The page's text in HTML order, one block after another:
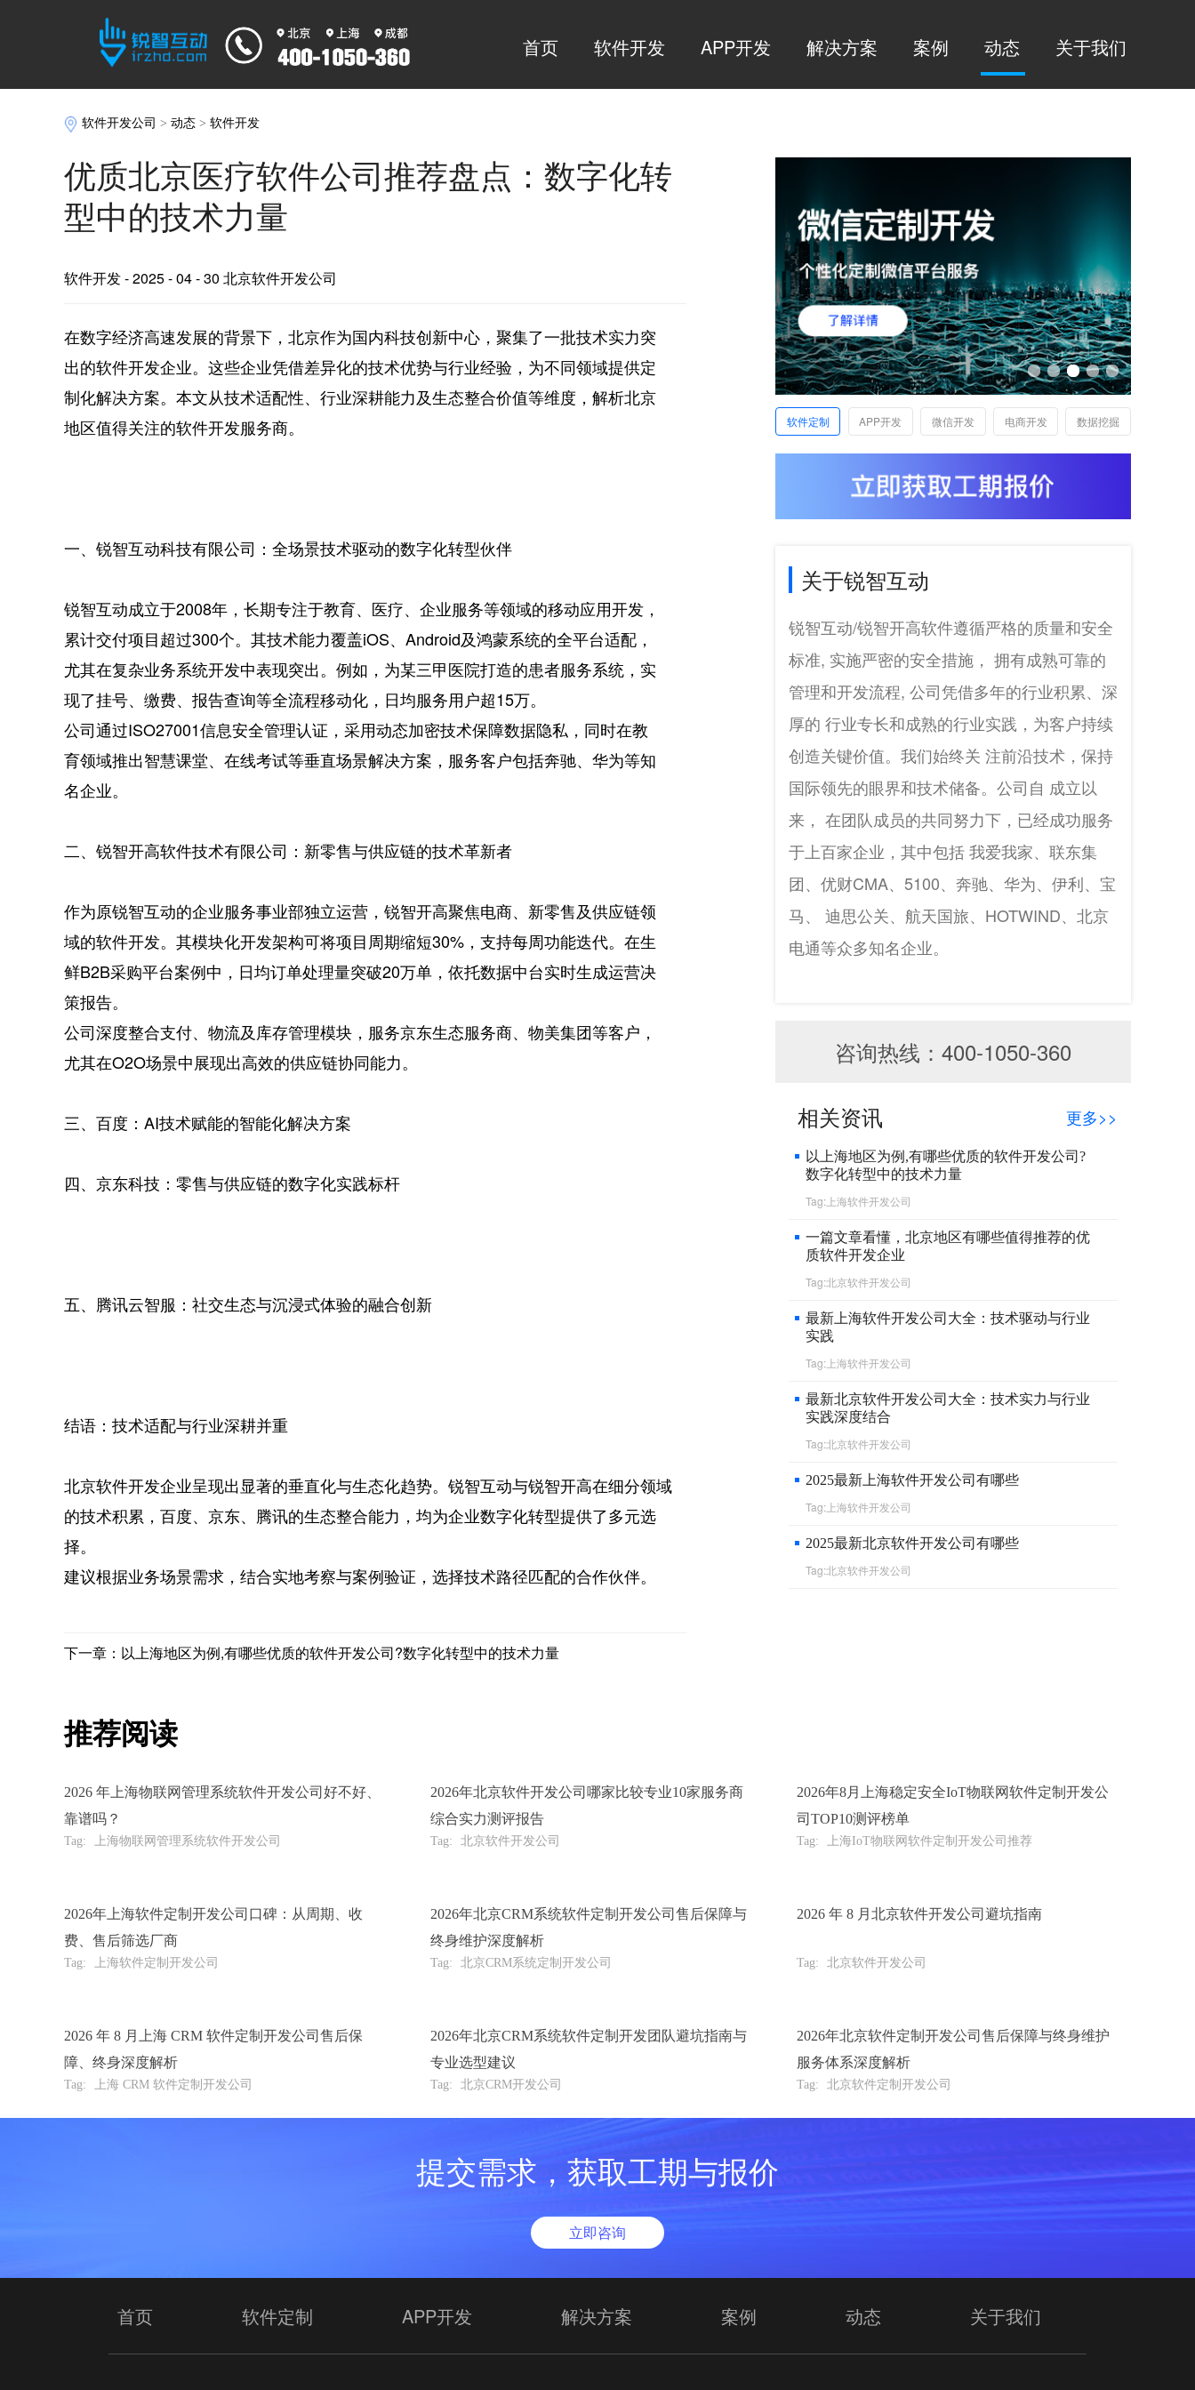
首页 软件开发 APP开发 解决方案 案例 动态 关于我们
软件开发公司 >动态 >软件开发
优质北京医疗软件公司推荐盘点：数字化转
型中的技术力量
软件开发- 2025 - 04 - 30 北京软件开发公司
在数字经济高速发展的背景下，北京作为国内科技创新中心，聚集了一批技术实力突
出的软件开发企业。这些企业凭借差异化的技术优势与行业经验，为不同领域提供定
制化解决方案。本文从技术适配性、行业深耕能力及生态整合价值等维度，解析北京
地区值得关注的软件开发服务商。
一、锐智互动科技有限公司：全场景技术驱动的数字化转型伙伴
锐智互动成立于2008年，长期专注于教育、医疗、企业服务等领域的移动应用开发，
累计交付项目超过300个。其技术能力覆盖iOS、Android及鸿蒙系统的全平台适配，
尤其在复杂业务系统开发中表现突出。例如，为某三甲医院打造的患者服务系统，实
现了挂号、缴费、报告查询等全流程移动化，日均服务用户超15万。
公司通过ISO27001信息安全管理认证，采用动态加密技术保障数据隐私，同时在教
育领域推出智慧课堂、在线考试等垂直场景解决方案，服务客户包括奔驰、华为等知
名企业。
二、锐智开高软件技术有限公司：新零售与供应链的技术革新者
作为原锐智互动的企业服务事业部独立运营，锐智开高聚焦电商、新零售及供应链领
域的软件开发。其模块化开发架构可将项目周期缩短30%，支持每周功能迭代。在生
鲜B2B采购平台案例中，日均订单处理量突破20万单，依托数据中台实时生成运营决
策报告。
公司深度整合支付、物流及库存管理模块，服务京东生态服务商、物美集团等客户，
尤其在O2O场景中展现出高效的供应链协同能力。
三、百度：AI技术赋能的智能化解决方案
四、京东科技：零售与供应链的数字化实践标杆
五、腾讯云智服：社交生态与沉浸式体验的融合创新
结语：技术适配与行业深耕并重
北京软件开发企业呈现出显著的垂直化与生态化趋势。锐智互动与锐智开高在细分领域
的技术积累，百度、京东、腾讯的生态整合能力，均为企业数字化转型提供了多元选
择。
建议根据业务场景需求，结合实地考察与案例验证，选择技术路径匹配的合作伙伴。
下一章：以上海地区为例,有哪些优质的软件开发公司?数字化转型中的技术力量
软件定制 APP开发 微信开发 电商开发 数据挖掘
关于锐智互动
锐智互动/锐智开高软件遵循严格的质量和安全
标准, 实施严密的安全措施， 拥有成熟可靠的
管理和开发流程, 公司凭借多年的行业积累、深
厚的 行业专长和成熟的行业实践，为客户持续
创造关键价值。我们始终关 注前沿技术，保持
国际领先的眼界和技术储备。公司自 成立以
来， 在团队成员的共同努力下，已经成功服务
于上百家企业，其中包括 我爱我家、联东集
团、优财CMA、5100、奔驰、华为、伊利、宝
马、 迪思公关、航天国旅、HOTWIND、北京
电通等众多知名企业。
咨询热线：400-1050-360
相关资讯 更多>>
以上海地区为例,有哪些优质的软件开发公司?
数字化转型中的技术力量
Tag:上海软件开发公司
一篇文章看懂，北京地区有哪些值得推荐的优
质软件开发企业
Tag:北京软件开发公司
最新上海软件开发公司大全：技术驱动与行业
实践
Tag:上海软件开发公司
最新北京软件开发公司大全：技术实力与行业
实践深度结合
Tag:北京软件开发公司
2025最新上海软件开发公司有哪些
Tag:上海软件开发公司
2025最新北京软件开发公司有哪些
Tag:北京软件开发公司
推荐阅读
2026 年上海物联网管理系统软件开发公司好不好、
靠谱吗？
Tag: 上海物联网管理系统软件开发公司
2026年北京软件开发公司哪家比较专业10家服务商
综合实力测评报告
Tag: 北京软件开发公司
2026年8月上海稳定安全IoT物联网软件定制开发公
司TOP10测评榜单
Tag: 上海IoT物联网软件定制开发公司推荐
2026年上海软件定制开发公司口碑：从周期、收
费、售后筛选厂商
Tag: 上海软件定制开发公司
2026年北京CRM系统软件定制开发公司售后保障与
终身维护深度解析
Tag: 北京CRM系统定制开发公司
2026 年 8 月北京软件开发公司避坑指南
Tag: 北京软件开发公司
2026 年 8 月上海 CRM 软件定制开发公司售后保
障、终身深度解析
Tag: 上海 CRM 软件定制开发公司
2026年北京CRM系统软件定制开发团队避坑指南与
专业选型建议
Tag: 北京CRM开发公司
2026年北京软件定制开发公司售后保障与终身维护
服务体系深度解析
Tag: 北京软件定制开发公司
提交需求，获取工期与报价
立即咨询
首页 软件定制 APP开发 解决方案 案例 动态 关于我们